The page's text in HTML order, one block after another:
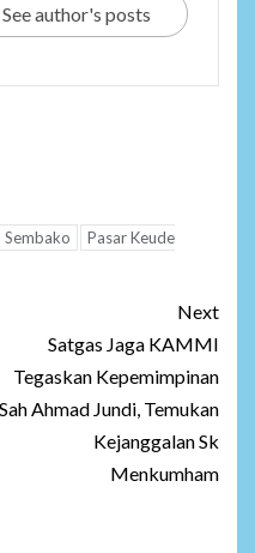
See author's posts
Sembako
Pasar Keude
Next
Satgas Jaga KAMMI
Tegaskan Kepemimpinan
Sah Ahmad Jundi, Temukan
Kejanggalan Sk
Menkumham